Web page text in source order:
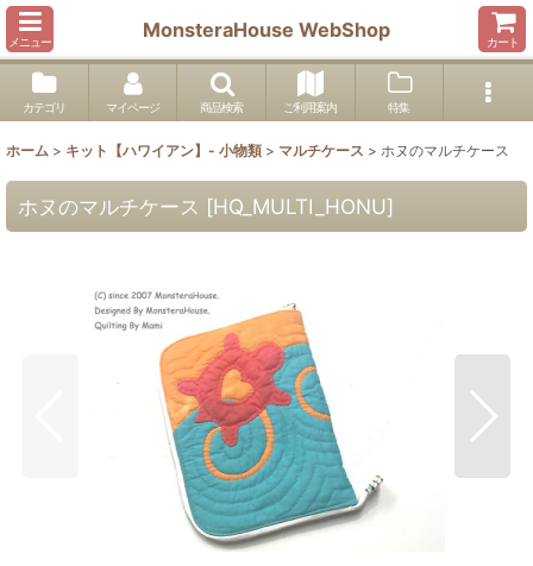
メニュー
MonsteraHouse WebShop
カート
カテゴリ マイページ 商品検索 ご利用案内 特集
ホーム > キット【ハワイアン】- 小物類 > マルチケース > ホヌのマルチケース
ホヌのマルチケース [HQ_MULTI_HONU]